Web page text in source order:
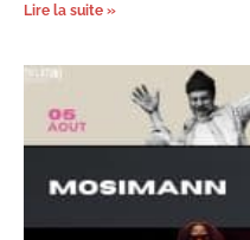
Lire la suite »